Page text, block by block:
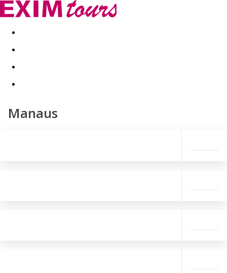
Akční nabídky Last minute
Manaus